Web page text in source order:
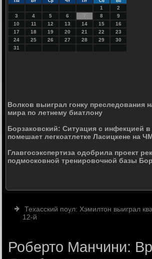
1
2
3
4 5 6 7 8
9
10
11 12 13 14 15
16
17
18 19 20 21 22
23
24
25 26 27 28 29
30
31
Волков выиграл гонку преследования
мира по летнему биатлону
Борзаковский: Ситуация с инфекцией в
помешает легкоатлетке Ласицкене на
Главгосэкспертиза одобрила проект
подмосковной тренировочной базы Бор
Техасский поул: Хэмилтон выиграл
12-й
Роберто Манчини: